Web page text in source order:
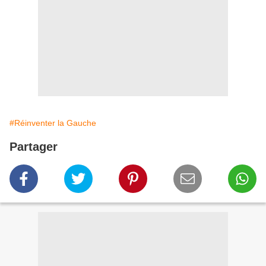
#Réinventer la Gauche
Partager